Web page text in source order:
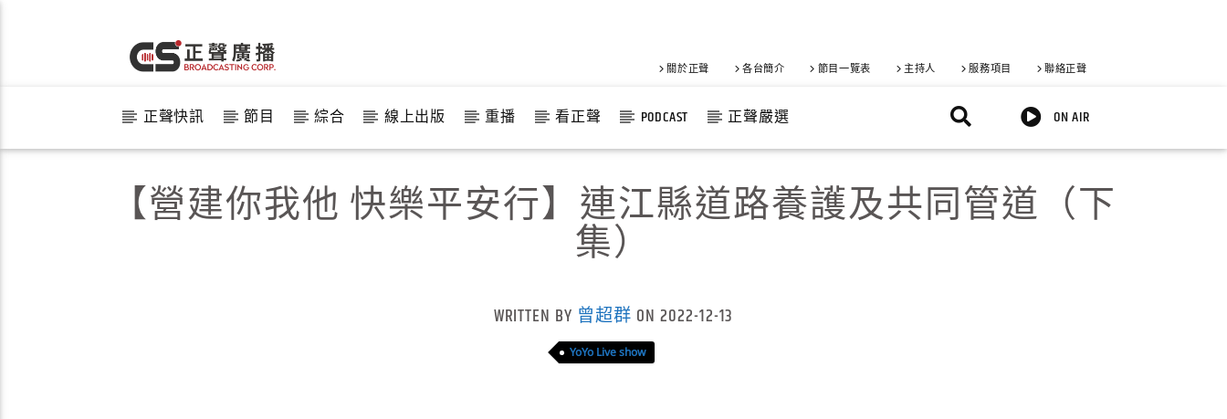
關於正聲 各台簡介 節目一覽表 主持人 服務項目 聯絡正聲
正聲快訊 節目 綜合 線上出版 重播 看正聲 PODCAST 正聲嚴選 ON AIR
【營建你我他 快樂平安行】連江縣道路養護及共同管道（下
集）
WRITTEN BY 曾超群 ON 2022-12-13
YoYo Live show